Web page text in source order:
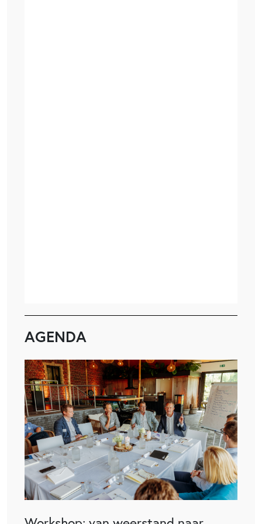
AGENDA